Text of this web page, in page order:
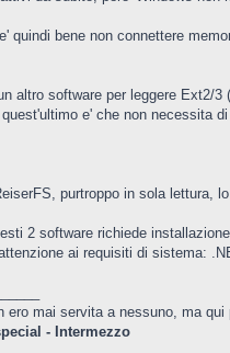
quindi bene non connettere
altro software per leggere Ext2/
quest'ultimo e' che non necessita
purtroppo in sola lettura,
2 software richiede
ai requisiti di sistema:
ero mai servita a nessuno, ma
- Intermezzo